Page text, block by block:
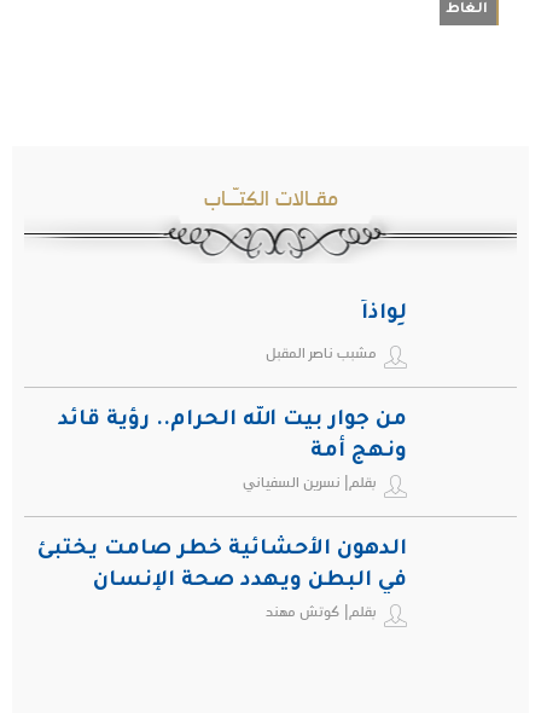
الغاط
مقـالات الكتـّـاب
لِواذاً
مشبب ناصر المقبل
من جوار بيت الله الحرام.. رؤية قائد
ونهج أمة
بقلم| نسرين السفياني
الدهون الأحشائية خطر صامت يختبئ
في البطن ويهدد صحة الإنسان
بقلم| كوتش مهند